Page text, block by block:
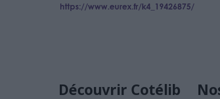
https://www.eurex.fr/k4_19426875/
Découvrir Cotélib